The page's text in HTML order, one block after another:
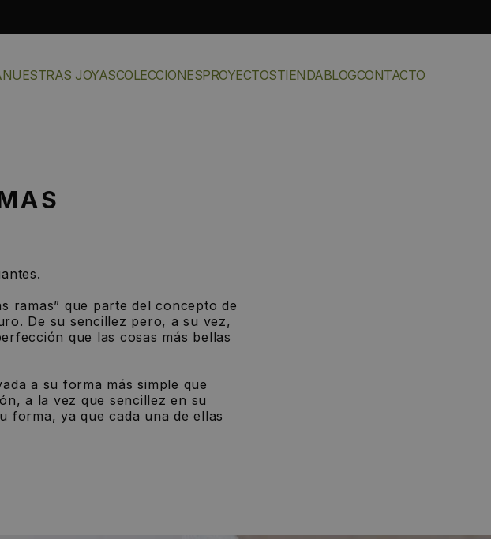
NUESTRAS JOYASCOLECCIONESPROYECTOSTIENDABLOGCONTACTO
ramas” que parte del concepto de
De su sencillez pero, a su vez,
que las cosas más bellas
a su forma más simple que
a la vez que sencillez en su
forma, ya que cada una de ellas